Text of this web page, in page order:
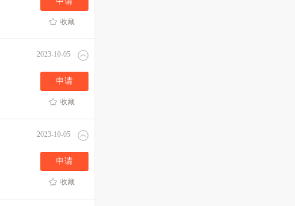
收藏
2023-10-05
申请
收藏
2023-10-05
申请
收藏